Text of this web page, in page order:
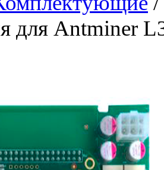
для Antminer